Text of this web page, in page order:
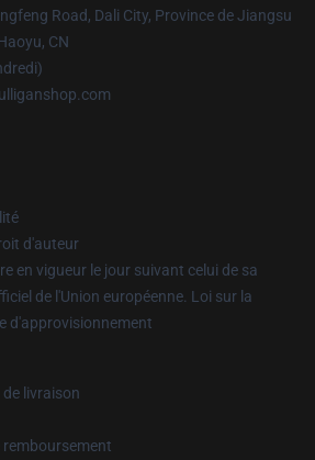
Road, Dali City, Province de Jiangsu
CN
d'auteur
en vigueur le jour suivant celui de sa
de l'Union européenne. Loi sur la
d'approvisionnement
livraison
remboursement